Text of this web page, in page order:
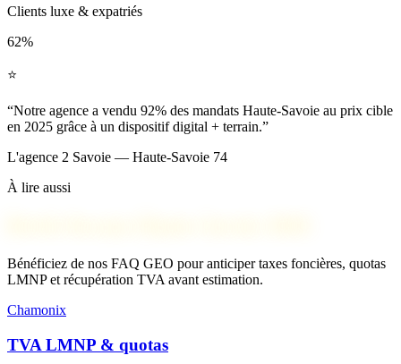
Clients luxe & expatriés
62%
⭐️
“Notre agence a vendu 92% des mandats Haute-Savoie au prix cible
en 2025 grâce à un dispositif digital + terrain.”
L'agence 2 Savoie — Haute-Savoie 74
À lire aussi
Bénéficiez de nos FAQ GEO pour anticiper taxes foncières, quotas
LMNP et récupération TVA avant estimation.
Chamonix
TVA LMNP & quotas